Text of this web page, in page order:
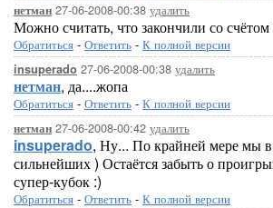
нетман 27-06-2008-00:38 удалить
Можно считать, что закончили со счётом
Обратиться - Ответить - К полной версии
insuperado 27-06-2008-00:38 удалить
нетман, да....жопа
Обратиться - Ответить - К полной версии
нетман 27-06-2008-00:42 удалить
insuperado, Ну... По крайней мере мы в
сильнейших ) Остаётся забыть о
супер-кубок :)
Обратиться - Ответить - К полной версии